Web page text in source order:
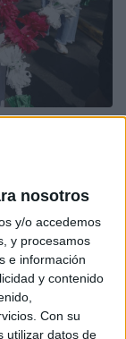
nosotros
y/o accedemos
y procesamos
e información
y contenido
Con su
utilizar datos de
CONTRA LAS
pero luego se
pancartas, a
pues el 29
recibió a 42